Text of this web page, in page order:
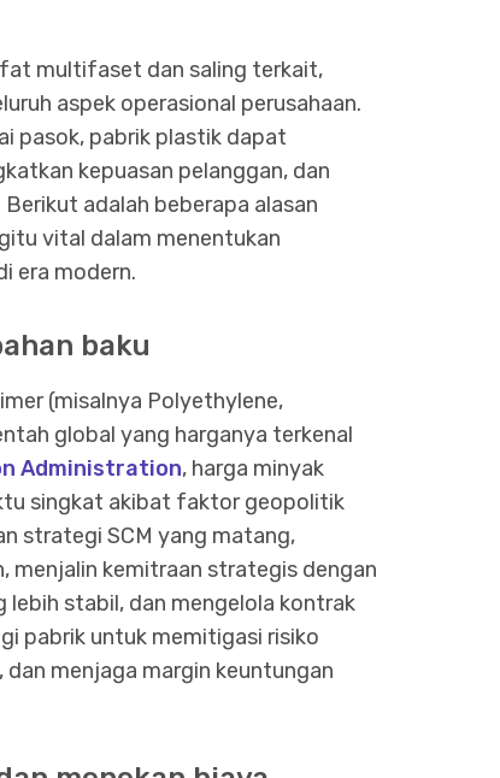
multifaset dan saling terkait,
aspek operasional perusahaan.
pasok, pabrik plastik dapat
kepuasan pelanggan, dan
adalah beberapa alasan
vital dalam menentukan
era modern.
baku
(misalnya Polyethylene,
global yang harganya terkenal
Administration, harga minyak
singkat akibat faktor geopolitik
strategi SCM yang matang,
menjalin kemitraan strategis dengan
stabil, dan mengelola kontrak
pabrik untuk memitigasi risiko
dan menjaga margin keuntungan